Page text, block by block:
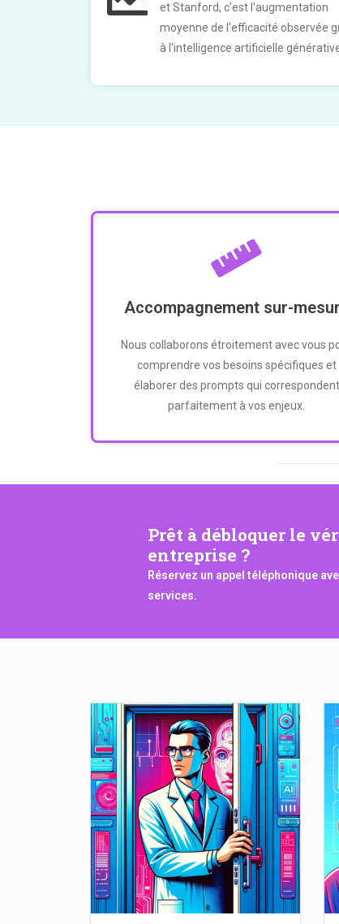
et Stanford, c'est l'augmentation
moyenne de l'efficacité observée
à l'intelligence artificielle
Accompagnement sur-
Nous collaborons étroitement avec vous
comprendre vos besoins spécifiques et
élaborer des prompts qui correspondent
parfaitement à vos enjeux.
Prêt à débloquer le
entreprise ?
Réservez un appel téléphonique
services.